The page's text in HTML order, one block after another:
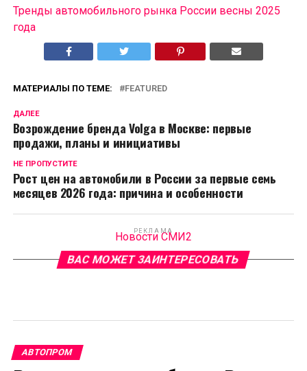
Тренды автомобильного рынка России весны 2025
года
МАТЕРИАЛЫ ПО ТЕМЕ: FEATURED
ДАЛЕЕ
Возрождение бренда Volga в Москве: первые
продажи, планы и инициативы
НЕ ПРОПУСТИТЕ
Рост цен на автомобили в России за первые семь
месяцев 2026 года: причина и особенности
РЕКЛАМА
Новости СМИ2
ВАС МОЖЕТ ЗАИНТЕРЕСОВАТЬ
АВТОПРОМ